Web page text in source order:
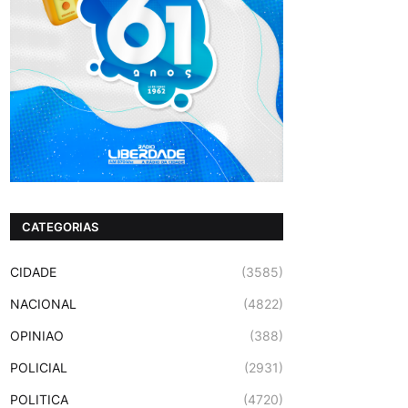
CATEGORIAS
CIDADE (3585)
NACIONAL (4822)
OPINIAO (388)
POLICIAL (2931)
POLITICA (4720)